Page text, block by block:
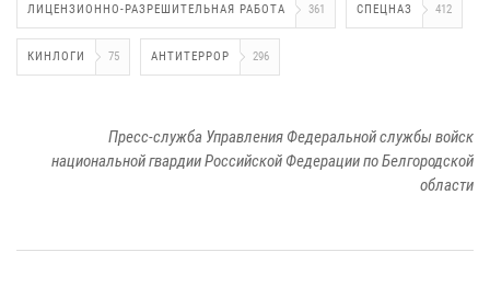
ЛИЦЕНЗИОННО-РАЗРЕШИТЕЛЬНАЯ РАБОТА 361 СПЕЦНАЗ 412
КИНЛОГИ 75 АНТИТЕРРОР 296
Пресс-служба Управления Федеральной службы войск
национальной гвардии Российской Федерации по Белгородской
области